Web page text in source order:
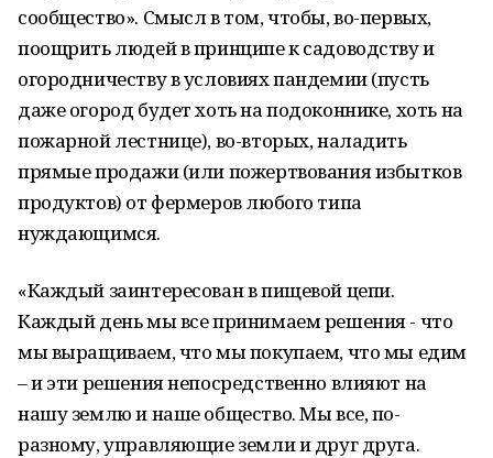
сообщество». Смысл в том, чтобы, во-первых,
поощрить людей в принципе к садоводству и
огородничеству в условиях пандемии (пусть
даже огород будет хоть на подоконнике, хоть на
пожарной лестнице), во-вторых, наладить
прямые продажи (или пожертвования избытков
продуктов) от фермеров любого типа
нуждающимся.
«Каждый заинтересован в пищевой цепи.
Каждый день мы все принимаем решения - что
мы выращиваем, что мы покупаем, что мы едим
– и эти решения непосредственно влияют на
нашу землю и наше общество. Мы все, по-
разному, управляющие земли и друг друга.